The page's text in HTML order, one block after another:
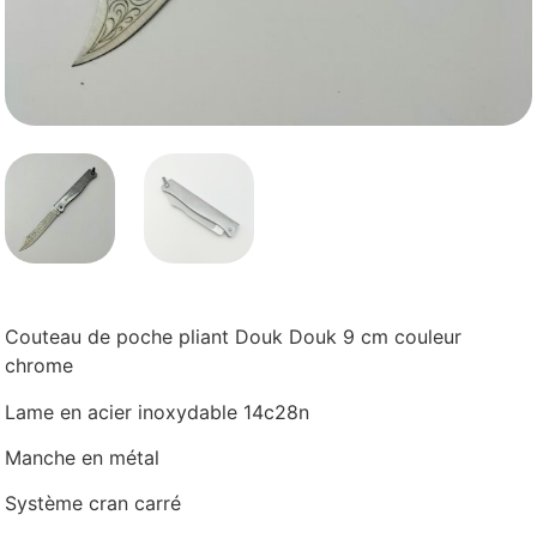
Couteau de poche pliant Douk Douk 9 cm couleur
chrome
Lame en acier inoxydable 14c28n
Manche en métal
Système cran carré